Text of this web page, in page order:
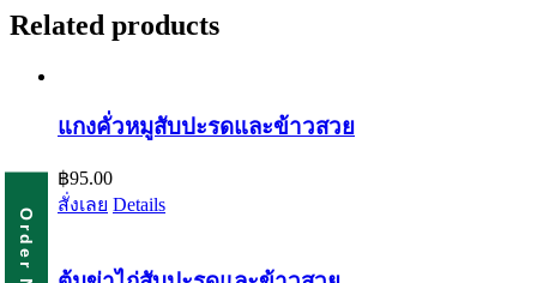
Related products
แกงคั่วหมูสับปะรดและข้าวสวย
฿95.00
สั่งเลย Details